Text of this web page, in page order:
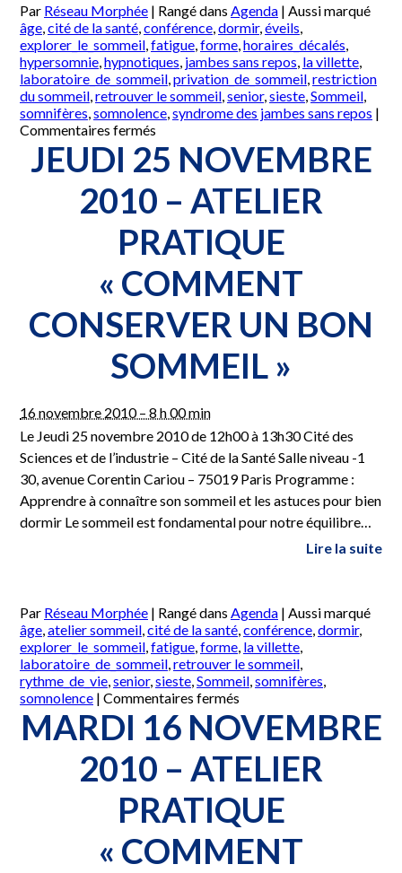
Par Réseau Morphée | Rangé dans Agenda | Aussi marqué
âge,cité de la santé,conférence,dormir,éveils,
explorer_le_sommeil,fatigue,forme,horaires_décalés,
hypersomnie,hypnotiques, jambes sans repos, la villette,
laboratoire_de_sommeil,privation_de_sommeil,restriction
du sommeil,retrouver le sommeil,senior,sieste,Sommeil,
somnifères,somnolence,syndrome des jambes sans repos |
Commentaires fermés
Mardi
3
2011
–
Atelier
pratique
conserver
un
bon
sommeil »
JEUDI 25 NOVEMBRE
2010 – ATELIER
PRATIQUE
« COMMENT
CONSERVER UN BON
SOMMEIL »
16 novembre 2010 – 8 h 00 min
Le Jeudi 25 novembre 2010 de 12h00 à 13h30 Cité des
Sciences et de l’industrie – Cité de la Santé Salle niveau -1
30, avenue Corentin Cariou – 75019 Paris Programme :
Apprendre à connaître son sommeil et les astuces pour bien
dormir Le sommeil est fondamental pour notre équilibre…
Lire la suite
Par Réseau Morphée | Rangé dans Agenda | Aussi marqué
âge,atelier sommeil,cité de la santé,conférence,dormir,
explorer_le_sommeil,fatigue,forme, la villette,
laboratoire_de_sommeil,retrouver le sommeil,
rythme_de_vie,senior,sieste,Sommeil,somnifères,
somnolence | Commentaires fermés
Jeudi
25
2010
–
Atelier
pratique
« Comment
conserver
un
MARDI 16 NOVEMBRE
2010 – ATELIER
PRATIQUE
« COMMENT